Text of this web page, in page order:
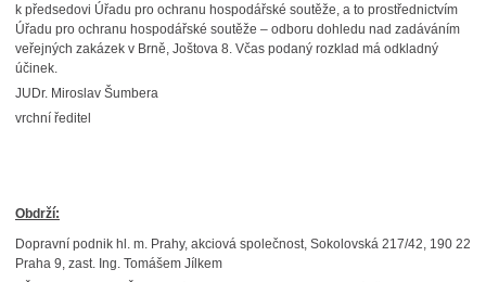
k předsedovi Úřadu pro ochranu hospodářské soutěže, a to prostřednictvím
Úřadu pro ochranu hospodářské soutěže – odboru dohledu nad zadáváním
veřejných zakázek v Brně, Joštova 8. Včas podaný rozklad má odkladný
účinek.
JUDr. Miroslav Šumbera
vrchní ředitel
Obdrží:
Dopravní podnik hl. m. Prahy, akciová společnost, Sokolovská 217/42, 190 22
Praha 9, zast. Ing. Tomášem Jílkem